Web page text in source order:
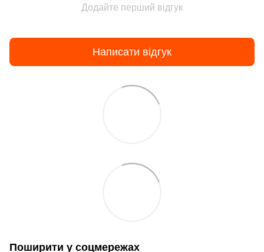
Додайте перший відгук
Написати відгук
Поширити у соцмережах